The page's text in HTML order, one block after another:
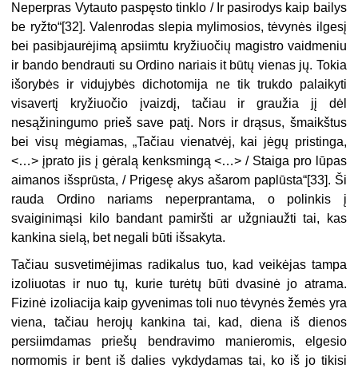
Neperpras Vytauto paspęsto tinklo / Ir pasirodys kaip bailys
be ryžto“[32]. Valenrodas slepia mylimosios, tėvynės ilgesį
bei pasibjaurėjimą apsiimtu kryžiuočių magistro vaidmeniu
ir bando bendrauti su Ordino nariais it būtų vienas jų. Tokia
išorybės ir vidujybės dichotomija ne tik trukdo palaikyti
visavertį kryžiuočio įvaizdį, tačiau ir graužia jį dėl
nesąžiningumo prieš save patį. Nors ir drąsus, šmaikštus
bei visų mėgiamas, „Tačiau vienatvėj, kai jėgų pristinga,
<…> įprato jis į gėralą kenksmingą <…> / Staiga pro lūpas
aimanos išsprūsta, / Prigesę akys ašarom paplūsta“[33]. Ši
rauda Ordino nariams neperprantama, o polinkis į
svaiginimąsi kilo bandant pamiršti ar užgniaužti tai, kas
kankina sielą, bet negali būti išsakyta.
Tačiau susvetimėjimas radikalus tuo, kad veikėjas tampa
izoliuotas ir nuo tų, kurie turėtų būti dvasinė jo atrama.
Fizinė izoliacija kaip gyvenimas toli nuo tėvynės žemės yra
viena, tačiau herojų kankina tai, kad, diena iš dienos
persiimdamas priešų bendravimo manieromis, elgesio
normomis ir bent iš dalies vykdydamas tai, ko iš jo tikisi